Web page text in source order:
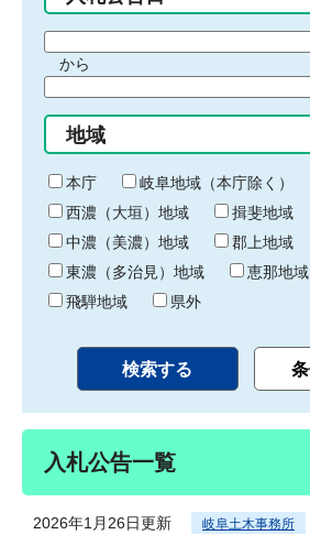
間
始
り
から
間
終
わ
り
地域
本庁
岐阜地域（本庁除く）
西濃（大垣）地域
揖斐地域
中濃（美濃）地域
郡上地域
東濃（多治見）地域
恵那地域
飛騨地域
県外
入札公告一覧
2026年1月26日更新 岐阜土木事務所